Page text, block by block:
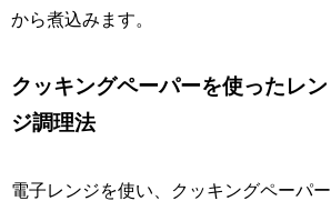
から煮込みます。
クッキングペーパーを使ったレン
ジ調理法
電子レンジを使い、クッキングペーパー